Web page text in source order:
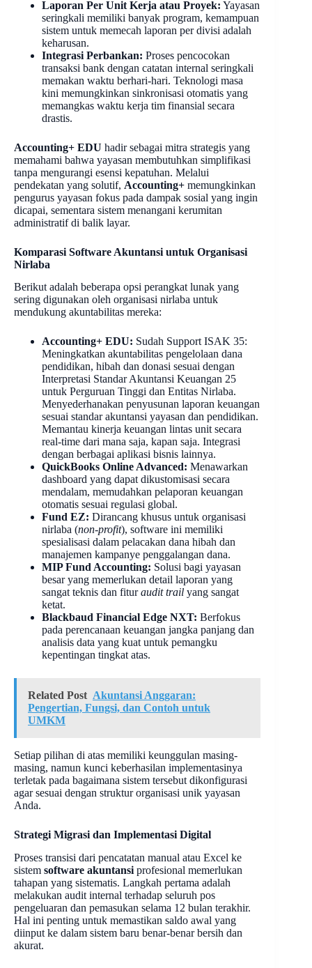
Laporan Per Unit Kerja atau Proyek: Yayasan
seringkali memiliki banyak program, kemampuan
sistem untuk memecah laporan per divisi adalah
keharusan.
Integrasi Perbankan: Proses pencocokan
transaksi bank dengan catatan internal seringkali
memakan waktu berhari-hari. Teknologi masa
kini memungkinkan sinkronisasi otomatis yang
memangkas waktu kerja tim finansial secara
drastis.
Accounting+ EDU hadir sebagai mitra strategis yang
memahami bahwa yayasan membutuhkan simplifikasi
tanpa mengurangi esensi kepatuhan. Melalui
pendekatan yang solutif, Accounting+ memungkinkan
pengurus yayasan fokus pada dampak sosial yang ingin
dicapai, sementara sistem menangani kerumitan
administratif di balik layar.
Komparasi Software Akuntansi untuk Organisasi
Nirlaba
Berikut adalah beberapa opsi perangkat lunak yang
sering digunakan oleh organisasi nirlaba untuk
mendukung akuntabilitas mereka:
Accounting+ EDU: Sudah Support ISAK 35:
Meningkatkan akuntabilitas pengelolaan dana
pendidikan, hibah dan donasi sesuai dengan
Interpretasi Standar Akuntansi Keuangan 25
untuk Perguruan Tinggi dan Entitas Nirlaba.
Menyederhanakan penyusunan laporan keuangan
sesuai standar akuntansi yayasan dan pendidikan.
Memantau kinerja keuangan lintas unit secara
real-time dari mana saja, kapan saja. Integrasi
dengan berbagai aplikasi bisnis lainnya.
QuickBooks Online Advanced: Menawarkan
dashboard yang dapat dikustomisasi secara
mendalam, memudahkan pelaporan keuangan
otomatis sesuai regulasi global.
Fund EZ: Dirancang khusus untuk organisasi
nirlaba (non-profit), software ini memiliki
spesialisasi dalam pelacakan dana hibah dan
manajemen kampanye penggalangan dana.
MIP Fund Accounting: Solusi bagi yayasan
besar yang memerlukan detail laporan yang
sangat teknis dan fituraudit trail yang sangat
ketat.
Blackbaud Financial Edge NXT: Berfokus
pada perencanaan keuangan jangka panjang dan
analisis data yang kuat untuk pemangku
kepentingan tingkat atas.
Related Post Akuntansi Anggaran:
Pengertian, Fungsi, dan Contoh untuk
UMKM
Setiap pilihan di atas memiliki keunggulan masing-
masing, namun kunci keberhasilan implementasinya
terletak pada bagaimana sistem tersebut dikonfigurasi
agar sesuai dengan struktur organisasi unik yayasan
Anda.
Strategi Migrasi dan Implementasi Digital
Proses transisi dari pencatatan manual atau Excel ke
sistem software akuntansi profesional memerlukan
tahapan yang sistematis. Langkah pertama adalah
melakukan audit internal terhadap seluruh pos
pengeluaran dan pemasukan selama 12 bulan terakhir.
Hal ini penting untuk memastikan saldo awal yang
diinput ke dalam sistem baru benar-benar bersih dan
akurat.